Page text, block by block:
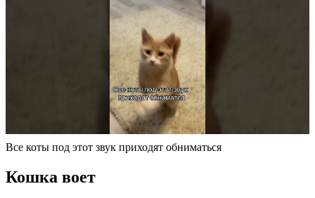
Все коты под этот звук приходят обниматься
Кошка воет